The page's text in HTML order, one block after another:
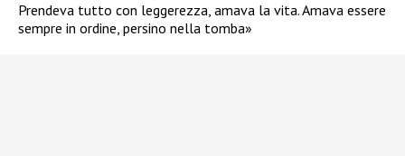
Prendeva tutto con leggerezza, amava la vita. Amava essere
sempre in ordine, persino nella tomba»